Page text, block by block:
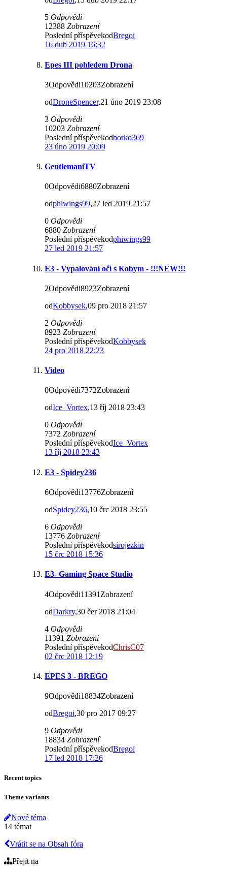
5 Odpovědi
12388 Zobrazení
Poslední příspěvekodBregoi
16 dub 2019 16:32
Epes III pohledem Drona
3Odpovědi10203Zobrazení
odDroneSpencer,21 úno 2019 23:08
3 Odpovědi
10203 Zobrazení
Poslední příspěvekodborko369
23 úno 2019 20:09
GentlemaniTV
0Odpovědi6880Zobrazení
odphiwings99,27 led 2019 21:57
0 Odpovědi
6880 Zobrazení
Poslední příspěvekodphiwings99
27 led 2019 21:57
E3 - Vypalování očí s Kobym - !!!NEW!!!
2Odpovědi8923Zobrazení
odKobbysek,09 pro 2018 21:57
2 Odpovědi
8923 Zobrazení
Poslední příspěvekodKobbysek
24 pro 2018 22:23
Video
0Odpovědi7372Zobrazení
odIce_Vortex,13 říj 2018 23:43
0 Odpovědi
7372 Zobrazení
Poslední příspěvekodIce_Vortex
13 říj 2018 23:43
E3 - Spidey236
6Odpovědi13776Zobrazení
odSpidey236,10 črc 2018 23:55
6 Odpovědi
13776 Zobrazení
Poslední příspěvekodsirojezkin
15 črc 2018 15:36
E3- Gaming Space Studio
4Odpovědi11391Zobrazení
odDarkry,30 čer 2018 21:04
4 Odpovědi
11391 Zobrazení
Poslední příspěvekodChrisC07
02 črc 2018 12:19
EPES 3 - BREGO
9Odpovědi18834Zobrazení
odBregoi,30 pro 2017 09:27
9 Odpovědi
18834 Zobrazení
Poslední příspěvekodBregoi
17 led 2018 17:26
Recent topics
Theme variants
Nové téma
14 témat
Vrátit se na Obsah fóra
Přejít na